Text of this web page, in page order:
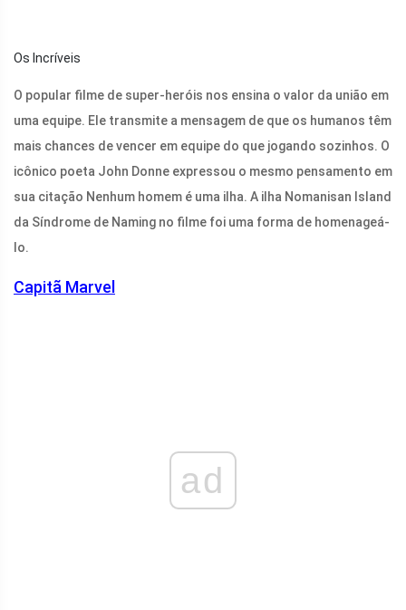
Os Incríveis
O popular filme de super-heróis nos ensina o valor da união em
uma equipe. Ele transmite a mensagem de que os humanos têm
mais chances de vencer em equipe do que jogando sozinhos. O
icônico poeta John Donne expressou o mesmo pensamento em
sua citação Nenhum homem é uma ilha. A ilha Nomanisan Island
da Síndrome de Naming no filme foi uma forma de homenageá-
lo.
Capitã Marvel
ad